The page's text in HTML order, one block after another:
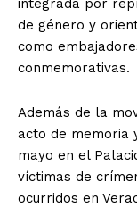
integrada por
de género y
como
conmemorativas.
Además de la
acto de memoria
mayo en el
víctimas de
ocurridos en